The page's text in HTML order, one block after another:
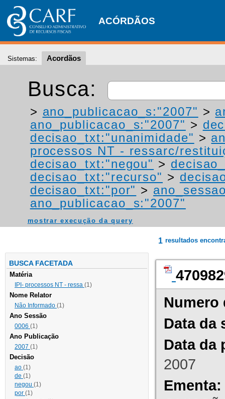
ACÓRDÃOS
Sistemas: Acordãos
Busca:
> ano_publicacao_s:"2007" >
ano_publicacao_s:"2007" >
decisao_txt:"unanimidade" >
processos NT - ressarc/
decisao_txt:"negou" >
decisao_txt:"recurso" >
decisao_txt:"por" >
ano_publicacao_s:"2007"
mostrar execução da query
BUSCA FACETADA
Matéria
IPI- processos NT - ressa (1)
Nome Relator
Não Informado (1)
Ano Sessão
0006 (1)
Ano Publicação
2007 (1)
Decisão
ao (1)
de (1)
negou (1)
por (1)
1 resultados
Numero
Data da
Data da
2007
Ementa: